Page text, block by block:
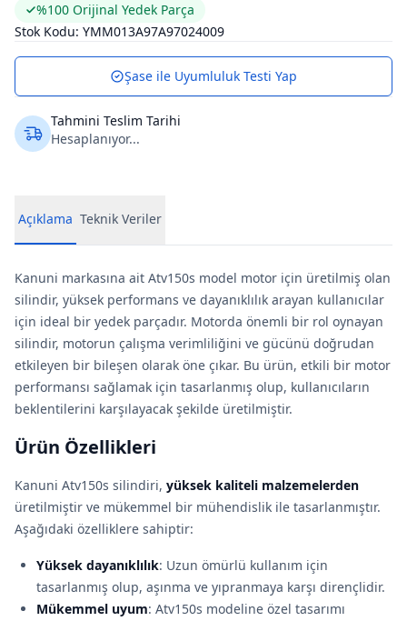
%100 Orijinal Yedek Parça
Stok Kodu: YMM013A97A97024009
Şase ile Uyumluluk Testi Yap
Tahmini Teslim Tarihi
Hesaplanıyor...
Açıklama Teknik Veriler
Kanuni markasına ait Atv150s model motor için üretilmiş olan
silindir, yüksek performans ve dayanıklılık arayan kullanıcılar
için ideal bir yedek parçadır. Motorda önemli bir rol oynayan
silindir, motorun çalışma verimliliğini ve gücünü doğrudan
etkileyen bir bileşen olarak öne çıkar. Bu ürün, etkili bir motor
performansı sağlamak için tasarlanmış olup, kullanıcıların
beklentilerini karşılayacak şekilde üretilmiştir.
Ürün Özellikleri
Kanuni Atv150s silindiri, yüksek kaliteli malzemelerden
üretilmiştir ve mükemmel bir mühendislik ile tasarlanmıştır.
Aşağıdaki özelliklere sahiptir:
Yüksek dayanıklılık: Uzun ömürlü kullanım için
tasarlanmış olup, aşınma ve yıpranmaya karşı dirençlidir.
Mükemmel uyum: Atv150s modeline özel tasarımı